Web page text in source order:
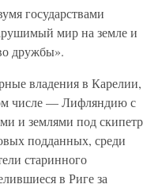
государствами
мир на земле и
дружбы».
владения в Карелии,
числе — Лифляндию с
и землями под скипетр
подданных, среди
старинного
в Риге за